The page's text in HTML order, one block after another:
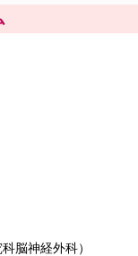
脳神経外科）